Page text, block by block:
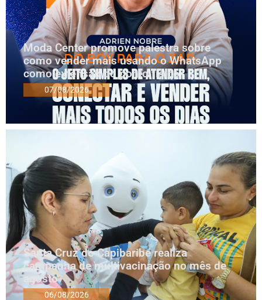
Moda Center promove palestra sobre
como vender mais usando o WhatsApp
como extensão do ponto físico
07/08/2026
Santa Cruz do Capibaribe realiza
campanha de multivacinação no mês de
agosto
06/08/2026